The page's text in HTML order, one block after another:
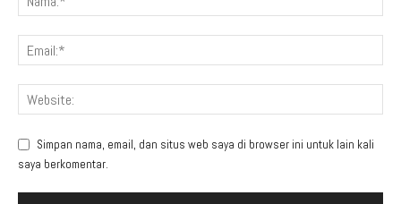
Simpan nama, email, dan situs web saya di browser ini untuk lain kali
saya berkomentar.